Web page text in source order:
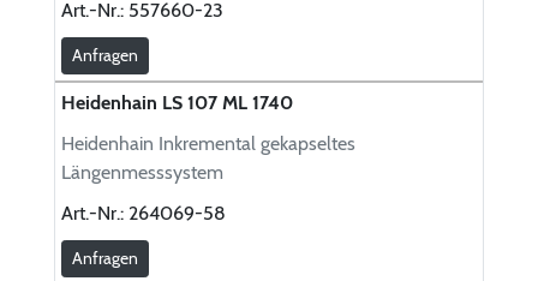
Art.-Nr.: 557660-23
Anfragen
Heidenhain LS 107 ML 1740
Heidenhain Inkremental gekapseltes
Längenmesssystem
Art.-Nr.: 264069-58
Anfragen